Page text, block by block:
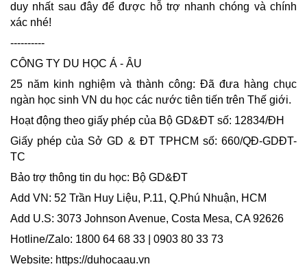
duy nhất sau đây để được hỗ trợ nhanh chóng và chính
xác nhé!
----------
CÔNG TY DU HỌC Á - ÂU
25 năm kinh nghiệm và thành công: Đã đưa hàng chục
ngàn học sinh VN du học các nước tiên tiến trên Thế giới.
Hoạt động theo giấy phép của Bộ GD&ĐT số: 12834/ĐH
Giấy phép của Sở GD & ĐT TPHCM số: 660/QĐ-GDĐT-
TC
Bảo trợ thông tin du học: Bộ GD&ĐT
Add VN: 52 Trần Huy Liệu, P.11, Q.Phú Nhuận, HCM
Add U.S: 3073 Johnson Avenue, Costa Mesa, CA 92626
Hotline/Zalo: 1800 64 68 33 | 0903 80 33 73
Website: https://duhocaau.vn